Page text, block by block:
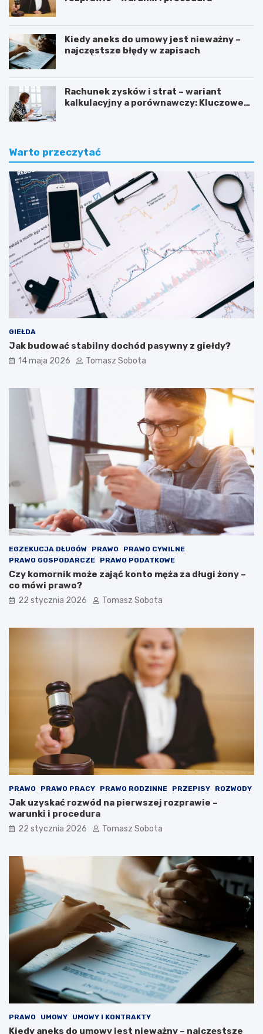
Kiedy aneks do umowy jest nieważny –
najczęstsze błędy w zapisach
Rachunek zysków i strat – wariant
kalkulacyjny a porównawczy: Kluczowe
Warto przeczytać
GIEŁDA
Jak budować stabilny dochód pasywny z giełdy?
14 maja 2026 Tomasz Sobota
EGZEKUCJA DŁUGÓW PRAWO
PRAWO CYWILNE
PRAWO GOSPODARCZE
PRAWO PODATKOWE
Czy komornik może zająć konto męża za długi żony –
co mówi prawo?
22 stycznia 2026 Tomasz Sobota
PRAWO PRAWO PRACY PRAWO RODZINNE PRZEPISY ROZWODY
Jak uzyskać rozwód na pierwszej rozprawie –
warunki i procedura
22 stycznia 2026 Tomasz Sobota
PRAWO UMOWY UMOWY I KONTRAKTY
Kiedy aneks do umowy jest nieważny – najczęstsze